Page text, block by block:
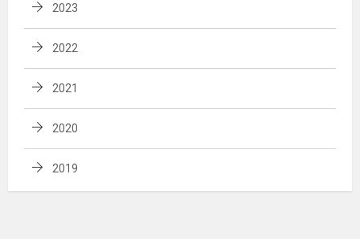
2023
2022
2021
2020
2019